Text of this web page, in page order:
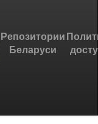
Репозитории
Беларуси